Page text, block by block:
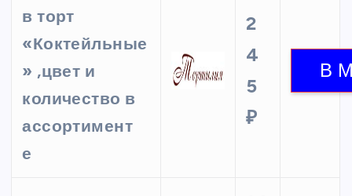
в торт
«Коктейльные
» ,цвет и
количество в
ассортимент
е
2
4
5
₽